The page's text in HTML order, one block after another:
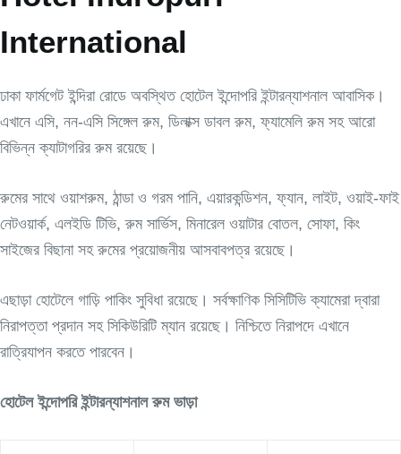
International
ঢাকা ফার্মগেট ইন্দিরা রোডে অবস্থিত হোটেল ইন্দোপরি ইন্টারন্যাশনাল আবাসিক।
এখানে এসি, নন-এসি সিঙ্গেল রুম, ডিলাক্স ডাবল রুম, ফ্যামেলি রুম সহ আরো
বিভিন্ন ক্যাটাগরির রুম রয়েছে।
রুমের সাথে ওয়াশরুম, ঠান্ডা ও গরম পানি, এয়ারকন্ডিশন, ফ্যান, লাইট, ওয়াই-ফাই
নেটওয়ার্ক, এলইডি টিভি, রুম সার্ভিস, মিনারেল ওয়াটার বোতল, সোফা, কিং
সাইজের বিছানা সহ রুমের প্রয়োজনীয় আসবাবপত্র রয়েছে।
এছাড়া হোটেলে গাড়ি পাকিং সুবিধা রয়েছে। সর্বক্ষাণিক সিসিটিভি ক্যামেরা দ্বারা
নিরাপত্তা প্রদান সহ সিকিউরিটি ম্যান রয়েছে। নিশ্চিতে নিরাপদে এখানে
রাত্রিযাপন করতে পারবেন।
হোটেল ইন্দোপরি ইন্টারন্যাশনাল রুম ভাড়া